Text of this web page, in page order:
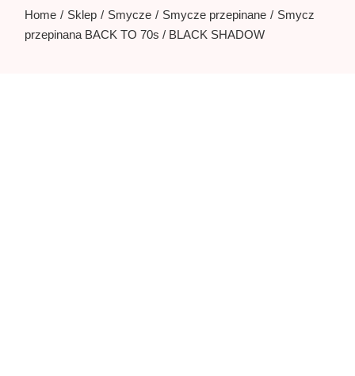
Home Sklep Smycze Smycze przepinane
Smycz
przepinana BACK TO 70s / BLACK SHADOW